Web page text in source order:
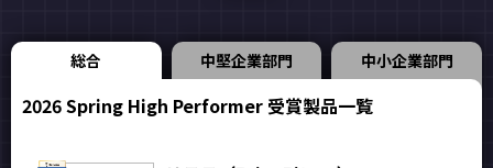
総合 中堅企業部門 中小企業部門
2026 Spring High Performer 受賞製品一覧